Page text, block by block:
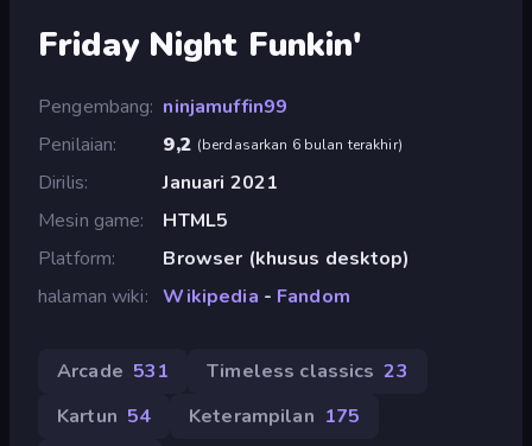
Friday Night Funkin'
Pengembang ninjamuffin99
Penilaian
9,2 (berdasarkan 6 bulan terakhir)
Dirilis
Januari 2021
Mesin game
HTML5
Platform
Browser (khusus desktop)
halaman wiki
Wikipedia - Fandom
Arcade 531 Timeless classics 23
Kartun 54 Keterampilan 175